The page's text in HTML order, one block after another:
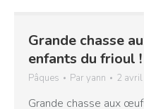
Grande chasse
enfants du frioul !
Pâques Par yann 2
Grande chasse aux